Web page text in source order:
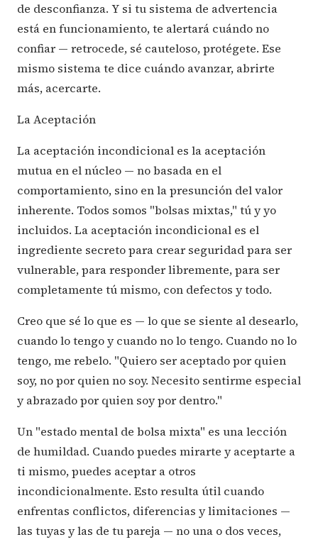
de desconfianza. Y si tu sistema de advertencia
está en funcionamiento, te alertará cuándo no
confiar — retrocede, sé cauteloso, protégete. Ese
mismo sistema te dice cuándo avanzar, abrirte
más, acercarte.
La Aceptación
La aceptación incondicional es la aceptación
mutua en el núcleo — no basada en el
comportamiento, sino en la presunción del valor
inherente. Todos somos "bolsas mixtas," tú y yo
incluidos. La aceptación incondicional es el
ingrediente secreto para crear seguridad para ser
vulnerable, para responder libremente, para ser
completamente tú mismo, con defectos y todo.
Creo que sé lo que es — lo que se siente al desearlo,
cuando lo tengo y cuando no lo tengo. Cuando no lo
tengo, me rebelo. "Quiero ser aceptado por quien
soy, no por quien no soy. Necesito sentirme especial
y abrazado por quien soy por dentro."
Un "estado mental de bolsa mixta" es una lección
de humildad. Cuando puedes mirarte y aceptarte a
ti mismo, puedes aceptar a otros
incondicionalmente. Esto resulta útil cuando
enfrentas conflictos, diferencias y limitaciones —
las tuyas y las de tu pareja — no una o dos veces,